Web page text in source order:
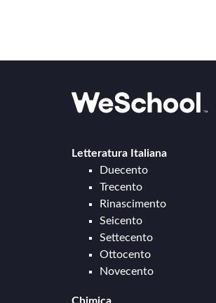
Letteratura Italiana
Duecento
Trecento
Rinascimento
Seicento
Settecento
Ottocento
Novecento